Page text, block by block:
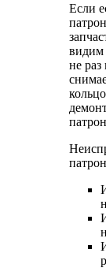
Если
видим
не раз